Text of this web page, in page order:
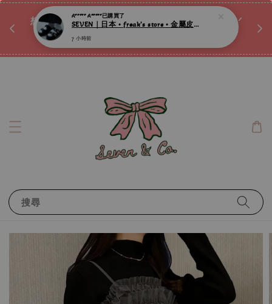
想訂製屬於自己的『水晶手鍊』嗎ꕀ♡ 私訊我們.ᐟ.ᐟ
📣Instagram 這邊按下去
搜尋